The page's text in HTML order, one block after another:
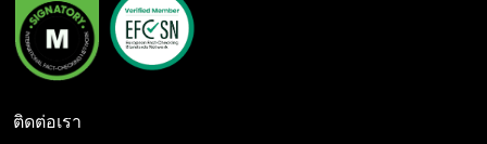
ติดต่อเรา